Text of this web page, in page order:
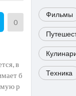
Фильмы
Техника
0
в
б
р